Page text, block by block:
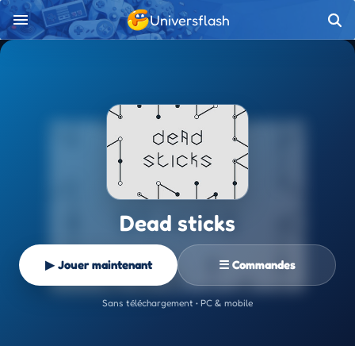
Universflash
Dead sticks
▶ Jouer maintenant ☰ Commandes
Sans téléchargement • PC & mobile